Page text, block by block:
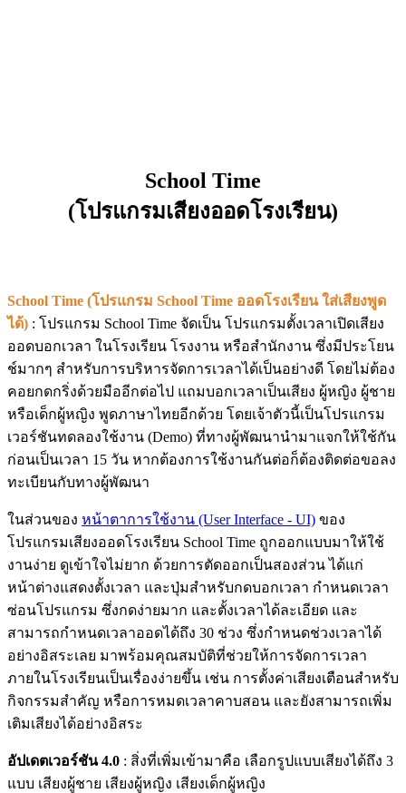
School Time
(โปรแกรมเสียงออดโรงเรียน)
School Time (โปรแกรม School Time ออดโรงเรียน ใส่เสียงพูด
ได้) : โปรแกรม School Time จัดเป็น โปรแกรมตั้งเวลาเปิดเสียง
ออดบอกเวลา ในโรงเรียน โรงงาน หรือสำนักงาน ซึ่งมีประโยน
ช์มากๆ สำหรับการบริหารจัดการเวลาได้เป็นอย่างดี โดยไม่ต้อง
คอยกดกริ่งด้วยมืออีกต่อไป แถมบอกเวลาเป็นเสียง ผู้หญิง ผู้ชาย
หรือเด็กผู้หญิง พูดภาษาไทยอีกด้วย โดยเจ้าตัวนี้เป็นโปรแกรม
เวอร์ชันทดลองใช้งาน (Demo) ที่ทางผู้พัฒนานำมาแจกให้ใช้กัน
ก่อนเป็นเวลา 15 วัน หากต้องการใช้งานกันต่อก็ต้องติดต่อขอลง
ทะเบียนกับทางผู้พัฒนา
ในส่วนของ หน้าตาการใช้งาน (User Interface - UI) ของ
โปรแกรมเสียงออดโรงเรียน School Time ถูกออกแบบมาให้ใช้
งานง่าย ดูเข้าใจไม่ยาก ด้วยการตัดออกเป็นสองส่วน ได้แก่
หน้าต่างแสดงตั้งเวลา และปุ่มสำหรับกดบอกเวลา กำหนดเวลา
ซ่อนโปรแกรม ซึ่งกดง่ายมาก และตั้งเวลาได้ละเอียด และ
สามารถกำหนดเวลาออดได้ถึง 30 ช่วง ซึ่งกำหนดช่วงเวลาได้
อย่างอิสระเลย มาพร้อมคุณสมบัติที่ช่วยให้การจัดการเวลา
ภายในโรงเรียนเป็นเรื่องง่ายขึ้น เช่น การตั้งค่าเสียงเตือนสำหรับ
กิจกรรมสำคัญ หรือการหมดเวลาคาบสอน และยังสามารถเพิ่ม
เติมเสียงได้อย่างอิสระ
อัปเดตเวอร์ชัน 4.0 : สิ่งที่เพิ่มเข้ามาคือ เลือกรูปแบบเสียงได้ถึง 3
แบบ เสียงผู้ชาย เสียงผู้หญิง เสียงเด็กผู้หญิง